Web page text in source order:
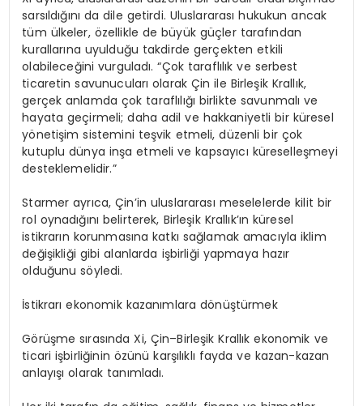
sarsıldığını da dile getirdi. Uluslararası hukukun ancak
tüm ülkeler, özellikle de büyük güçler tarafından
kurallarına uyulduğu takdirde gerçekten etkili
olabileceğini vurguladı. “Çok taraflılık ve serbest
ticaretin savunucuları olarak Çin ile Birleşik Krallık,
gerçek anlamda çok taraflılığı birlikte savunmalı ve
hayata geçirmeli; daha adil ve hakkaniyetli bir küresel
yönetişim sistemini teşvik etmeli, düzenli bir çok
kutuplu dünya inşa etmeli ve kapsayıcı küreselleşmeyi
desteklemelidir.”
Starmer ayrıca, Çin’in uluslararası meselelerde kilit bir
rol oynadığını belirterek, Birleşik Krallık’ın küresel
istikrarın korunmasına katkı sağlamak amacıyla iklim
değişikliği gibi alanlarda işbirliği yapmaya hazır
olduğunu söyledi.
İstikrarı ekonomik kazanımlara dönüştürmek
Görüşme sırasında Xi, Çin–Birleşik Krallık ekonomik ve
ticari işbirliğinin özünü karşılıklı fayda ve kazan-kazan
anlayışı olarak tanımladı.